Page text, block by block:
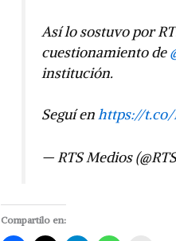
Así lo sostuvo por
cuestionamiento de
institución.
Seguí enhttps://
— RTS Medios
Compartilo en: